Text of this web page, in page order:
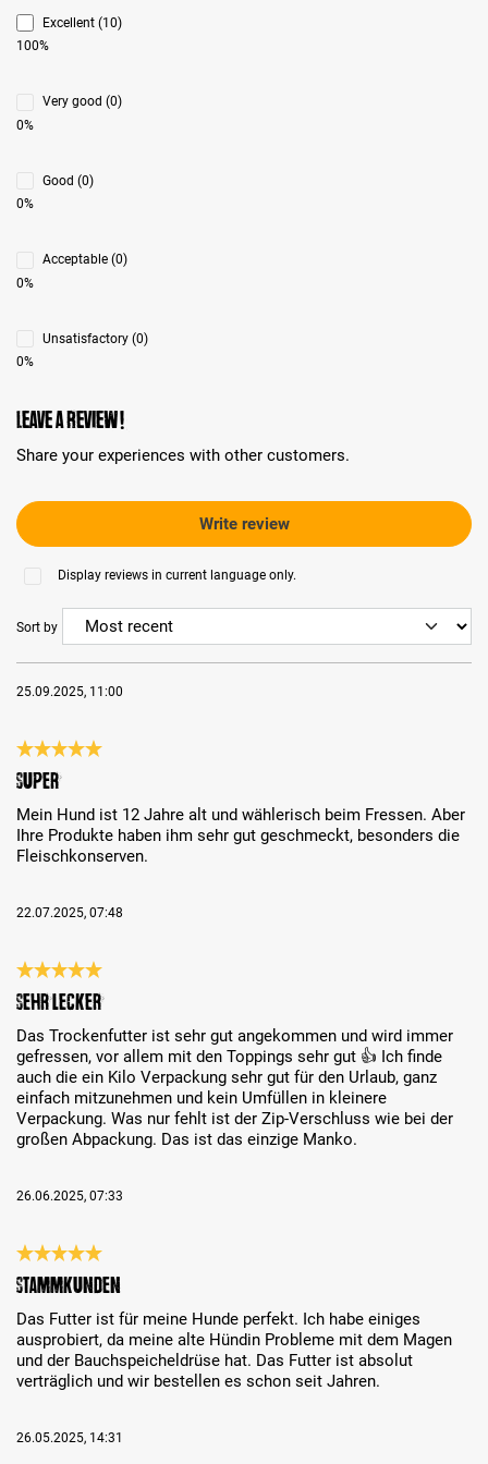
Excellent (10)
100%
Very good (0)
0%
Good (0)
0%
Acceptable (0)
0%
Unsatisfactory (0)
0%
Leave a review!
Share your experiences with other customers.
Write review
Display reviews in current language only.
Sort by
25.09.2025, 11:00
Review with rating of 5 out of 5 stars
Super
Mein Hund ist 12 Jahre alt und wählerisch beim Fressen. Aber
Ihre Produkte haben ihm sehr gut geschmeckt, besonders die
Fleischkonserven.
22.07.2025, 07:48
Review with rating of 5 out of 5 stars
Sehr lecker
Das Trockenfutter ist sehr gut angekommen und wird immer
gefressen, vor allem mit den Toppings sehr gut 👍 Ich finde
auch die ein Kilo Verpackung sehr gut für den Urlaub, ganz
einfach mitzunehmen und kein Umfüllen in kleinere
Verpackung. Was nur fehlt ist der Zip-Verschluss wie bei der
großen Abpackung. Das ist das einzige Manko.
26.06.2025, 07:33
Review with rating of 5 out of 5 stars
Stammkunden
Das Futter ist für meine Hunde perfekt. Ich habe einiges
ausprobiert, da meine alte Hündin Probleme mit dem Magen
und der Bauchspeicheldrüse hat. Das Futter ist absolut
verträglich und wir bestellen es schon seit Jahren.
26.05.2025, 14:31